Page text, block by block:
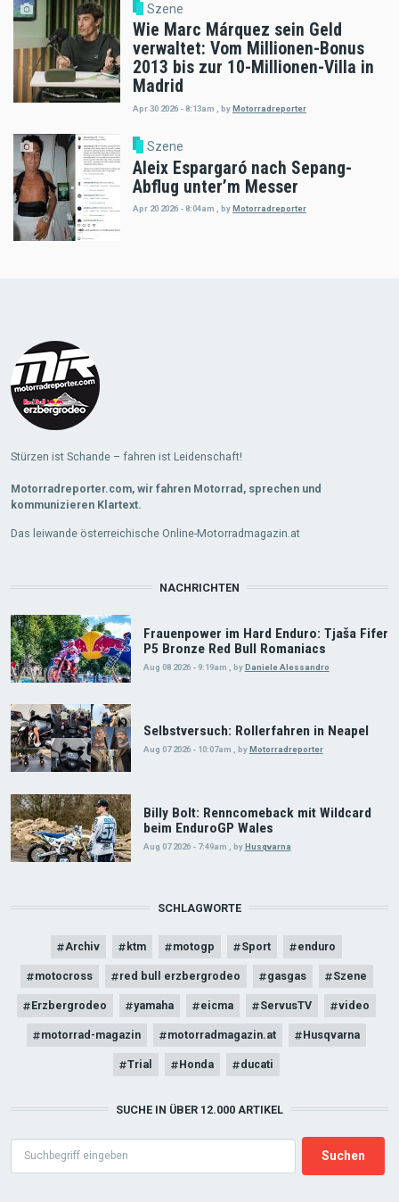
Szene
Wie Marc Márquez sein Geld
verwaltet: Vom Millionen-Bonus
2013 bis zur 10-Millionen-Villa in
Madrid
Apr 30 2026 - 8:13am byMotorradreporter
Szene
Aleix Espargaró nach Sepang-
Abflug unter’m Messer
Apr 20 2026 - 8:04am , by Motorradreporter
Stürzen ist Schande – fahren ist Leidenschaft!
Motorradreporter.com, wir fahren Motorrad, sprechen und
kommunizieren Klartext.
Das leiwande österreichische Online-Motorradmagazin.at
NACHRICHTEN
Frauenpower im Hard Enduro: Tjaša Fifer
P5 Bronze Red Bull Romaniacs
Aug 08 2026 - 9:19am byDaniele Alessandro
Selbstversuch: Rollerfahren in Neapel
Aug 07 2026 - 10:07am byMotorradreporter
Billy Bolt: Renncomeback mit Wildcard
beim EnduroGP Wales
Aug 07 2026 - 7:49am byHusqvarna
SCHLAGWORTE
Archiv ktm motogp Sport enduro
motocross red bull erzbergrodeo gasgas Szene
Erzbergrodeo yamaha eicma ServusTV video
motorrad-magazin motorradmagazin.at Husqvarna
Trial Honda ducati
SUCHE IN ÜBER 12.000 ARTIKEL